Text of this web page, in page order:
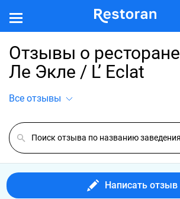
Отзывы о ресторане
Ле Экле / L’ Eclat
Все отзывы
Написать отзыв